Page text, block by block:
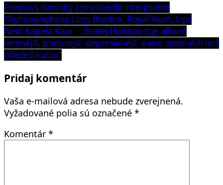
Navigácia
v
článku
Previous Previous
post:
Novinky z prostredia interpretov
Shylmagoghnar, Lizzy Borden, Royal Hunt, Lipz
Next Next
post:
Kapela Kaar -,,Svatej Holokaust je album
temnější, ponurejší, depresivnější a více osobnější než
předešlá alba“
Pridaj komentár
Vaša e-mailová adresa nebude zverejnená.
Vyžadované polia sú označené *
Komentár *